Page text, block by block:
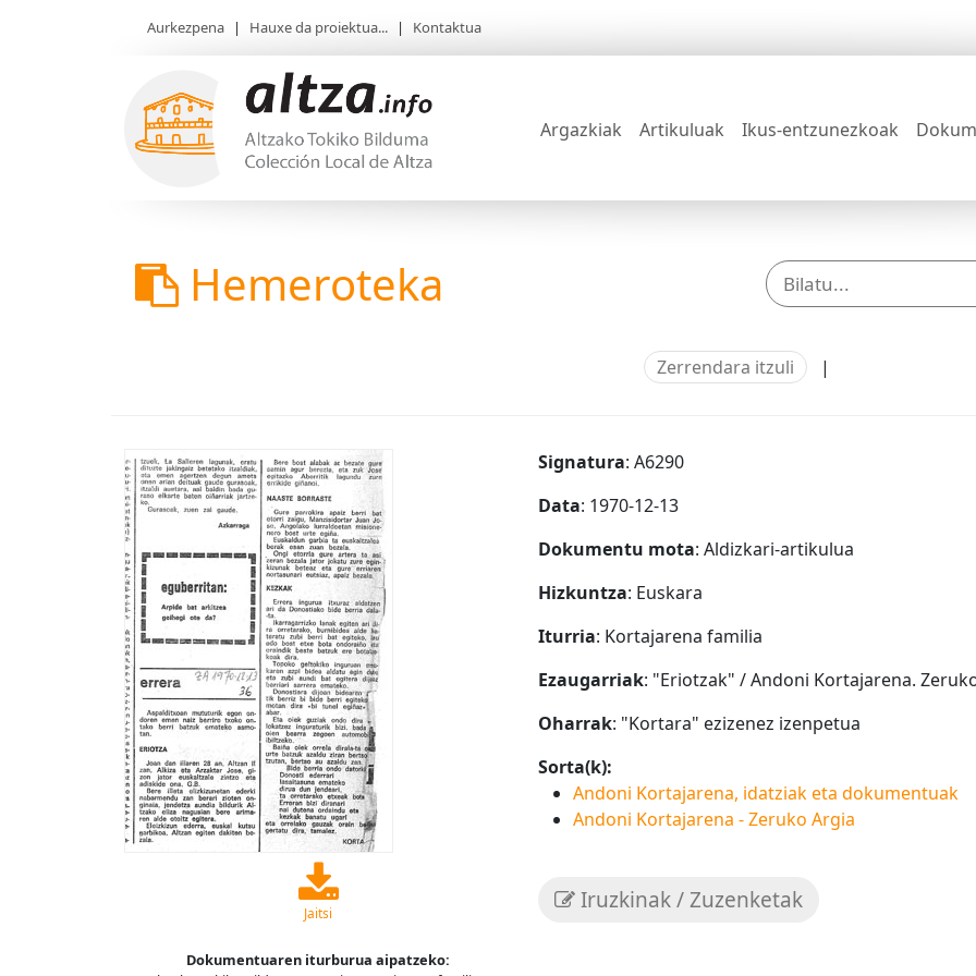
Aurkezpena | Hauxe da proiektua... | Kontaktua
Argazkiak Artikuluak Ikus-entzunezkoak
Hemeroteka
Zerrendara itzuli |
Jaitsi
Dokumentuaren iturburua aipatzeko:
Signatura: A6290
Data: 1970-12-13
Dokumentu mota: Aldizkari-artikulua
Hizkuntza: Euskara
Iturria: Kortajarena familia
Ezaugarriak: "Eriotzak" / Andoni Kortajarena.
Oharrak: "Kortara" ezizenez izenpetua
Sorta(k):
Andoni Kortajarena, idatziak eta dokumentuak
Andoni Kortajarena - Zeruko Argia
Iruzkinak / Zuzenketak